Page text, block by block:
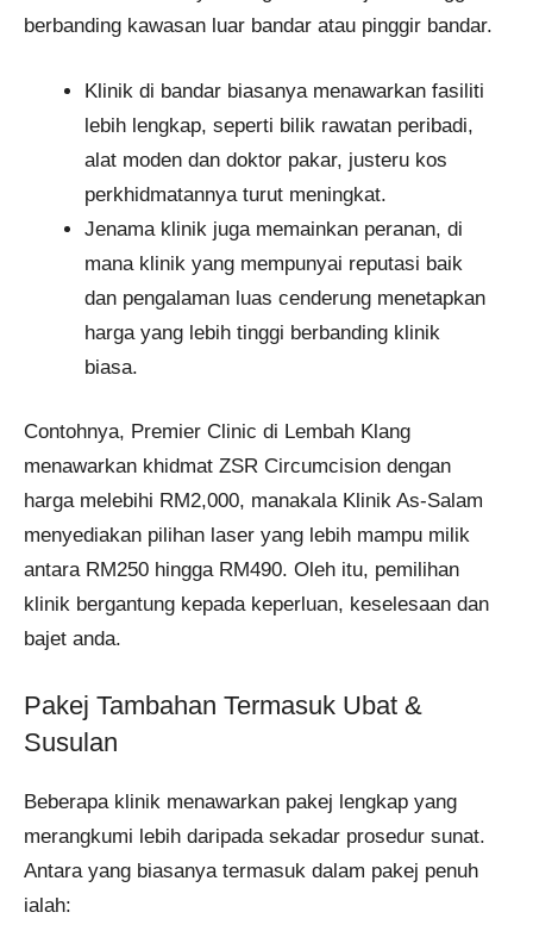
berbanding kawasan luar bandar atau pinggir bandar.
Klinik di bandar biasanya menawarkan fasiliti
lebih lengkap, seperti bilik rawatan peribadi,
alat moden dan doktor pakar, justeru kos
perkhidmatannya turut meningkat.
Jenama klinik juga memainkan peranan, di
mana klinik yang mempunyai reputasi baik
dan pengalaman luas cenderung menetapkan
harga yang lebih tinggi berbanding klinik
biasa.
Contohnya, Premier Clinic di Lembah Klang
menawarkan khidmat ZSR Circumcision dengan
harga melebihi RM2,000, manakala Klinik As-Salam
menyediakan pilihan laser yang lebih mampu milik
antara RM250 hingga RM490. Oleh itu, pemilihan
klinik bergantung kepada keperluan, keselesaan dan
bajet anda.
Pakej Tambahan Termasuk Ubat &
Susulan
Beberapa klinik menawarkan pakej lengkap yang
merangkumi lebih daripada sekadar prosedur sunat.
Antara yang biasanya termasuk dalam pakej penuh
ialah: